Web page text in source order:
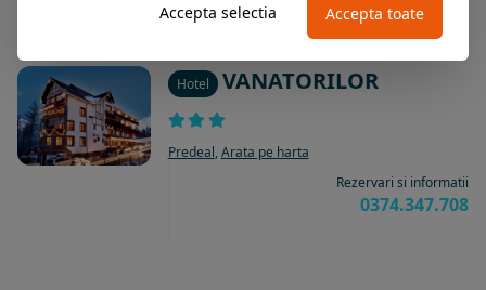
Hotel VANATORILOR
Predeal, Arata pe harta
Rezervari si informatii
0374.347.708
Accepta selectia Accepta toate